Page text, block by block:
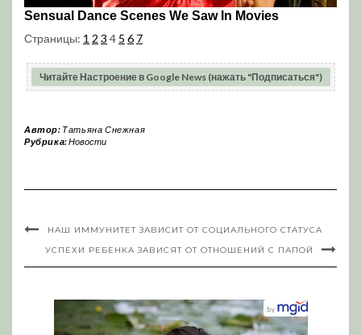
Страницы: 1 2 3 4 5 6 7
Читайте Настроение в Google News (нажать "Подписаться")
Автор: Татьяна Снежная
Рубрика:Новости
НАШ ИММУНИТЕТ ЗАВИСИТ ОТ СОЦИАЛЬНОГО СТАТУСА
УСПЕХИ РЕБЕНКА ЗАВИСЯТ ОТ ОТНОШЕНИЙ С ПАПОЙ